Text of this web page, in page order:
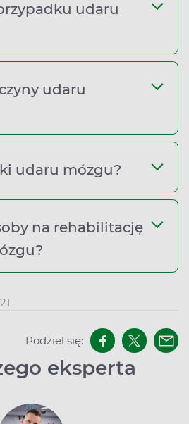
udaru
udaru
udaru mózgu?
na rehabilitację
Podziel się:
eksperta